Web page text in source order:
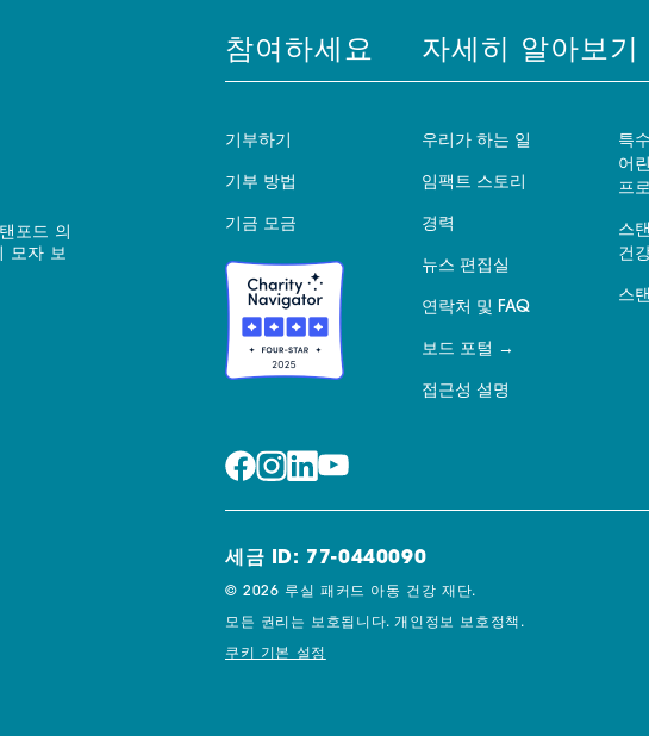
포드 의
모자 보
참여하세요
기부하기
기부 방법
기금 모금
자세히 알아보기
우리가 하는 일
임팩트 스토리
경력
뉴스 편집실
연락처 및 FAQ
보드 포털
접근성 설명
특
어
프
스
건
스
세금 ID: 77-0440090
© 2026 루실 패커드 아동 건강 재단.
모든 권리는 보호됩니다.개인정보 보호정책.
쿠키 기본 설정